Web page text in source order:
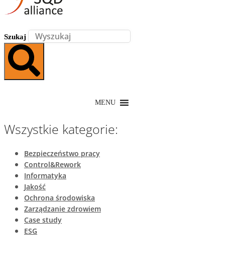
Szukaj
MENU
Wszystkie kategorie:
Bezpieczeństwo pracy
Control&Rework
Informatyka
Jakość
Ochrona środowiska
Zarządzanie zdrowiem
Case study
ESG